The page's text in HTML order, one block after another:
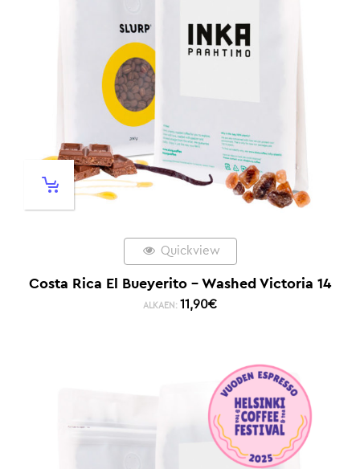
Quickview
Costa Rica El Bueyerito – Washed Victoria 14
ALKAEN: 11,90€